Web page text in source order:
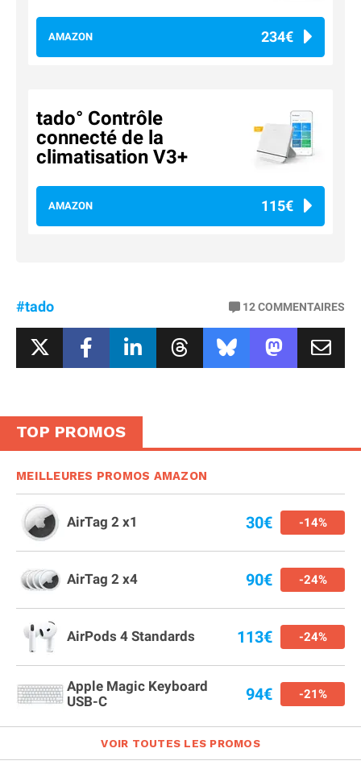
AMAZON 234€
tado° Contrôle
connecté de la
climatisation V3+
AMAZON 115€
#tado 12COMMENTAIRES
TOP PROMOS
MEILLEURES PROMOS AMAZON
AirTag 2 x1 30€ -14%
AirTag 2 x4 90€ -24%
AirPods 4 Standards 113€ -24%
Apple Magic Keyboard
USB-C
94€ -21%
VOIR TOUTES LES PROMOS